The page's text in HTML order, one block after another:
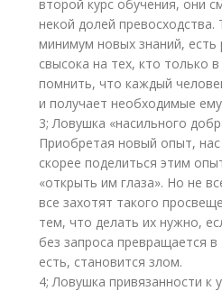
второй курс обучения, они
некой долей превосходства.
минимум новых знаний, есть
свысока на тех, кто только
помнить, что каждый
и получает необходимые
3; Ловушка «насильного
Приобретая новый опыт,
скорее поделиться этим
«открыть им глаза». Но не
все захотят такого
тем, что делать их нужно,
без запроса превращается
есть, становится злом.
4; Ловушка привязанности к